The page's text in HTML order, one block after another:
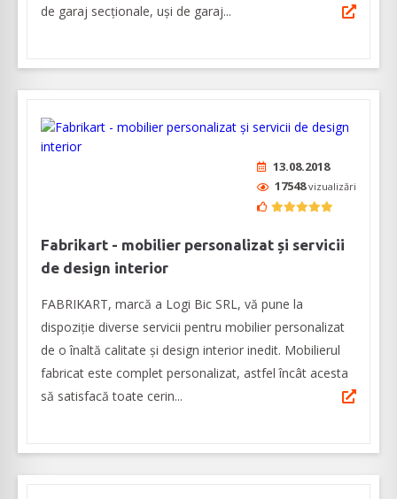
de garaj secționale, uși de garaj...
13.08.2018
17548vizualizări
Fabrikart - mobilier personalizat și servicii
de design interior
FABRIKART, marcă a Logi Bic SRL, vă pune la
dispoziție diverse servicii pentru mobilier personalizat
de o înaltă calitate și design interior inedit. Mobilierul
fabricat este complet personalizat, astfel încât acesta
să satisfacă toate cerin...